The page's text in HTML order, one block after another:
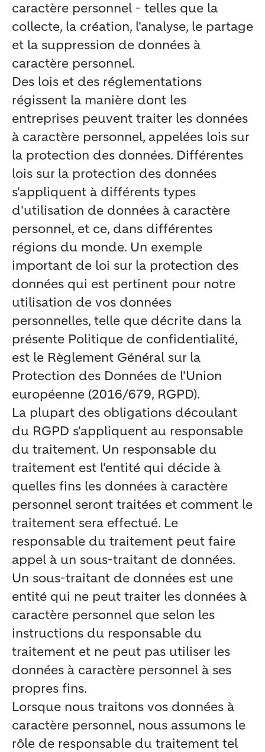
caractère personnel - telles que la
collecte, la création, l'analyse, le partage
et la suppression de données à
caractère personnel.
Des lois et des réglementations
régissent la manière dont les
entreprises peuvent traiter les données
à caractère personnel, appelées lois sur
la protection des données. Différentes
lois sur la protection des données
s'appliquent à différents types
d'utilisation de données à caractère
personnel, et ce, dans différentes
régions du monde. Un exemple
important de loi sur la protection des
données qui est pertinent pour notre
utilisation de vos données
personnelles, telle que décrite dans la
présente Politique de confidentialité,
est le Règlement Général sur la
Protection des Données de l'Union
européenne (2016/679, RGPD).
La plupart des obligations découlant
du RGPD s'appliquent au responsable
du traitement. Un responsable du
traitement est l'entité qui décide à
quelles fins les données à caractère
personnel seront traitées et comment le
traitement sera effectué. Le
responsable du traitement peut faire
appel à un sous-traitant de données.
Un sous-traitant de données est une
entité qui ne peut traiter les données à
caractère personnel que selon les
instructions du responsable du
traitement et ne peut pas utiliser les
données à caractère personnel à ses
propres fins.
Lorsque nous traitons vos données à
caractère personnel, nous assumons le
rôle de responsable du traitement tel